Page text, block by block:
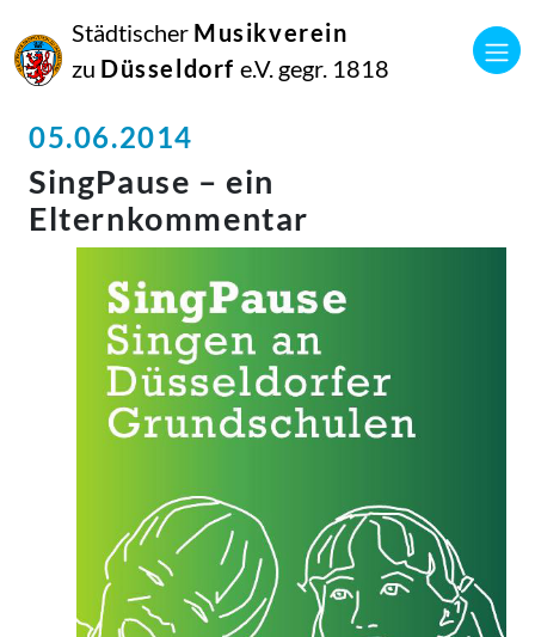
Städtischer Musikverein
zu Düsseldorf e.V. gegr. 1818
05.06.2014
SingPause – ein
Elternkommentar